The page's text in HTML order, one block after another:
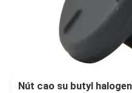
Nút cao su butyl